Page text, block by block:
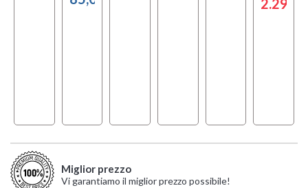
Miglior prezzo
Vi garantiamo il miglior prezzo possibile!